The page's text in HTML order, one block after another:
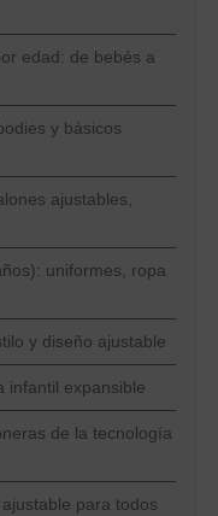
edad: de bebés a
y básicos
ajustables,
uniformes, ropa
y diseño ajustable
infantil expansible
de la tecnología
para todos